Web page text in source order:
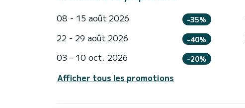
08 - 15 août 2026 -35%
22 - 29 août 2026 -40%
03 - 10 oct. 2026 -20%
Afficher tous les promotions